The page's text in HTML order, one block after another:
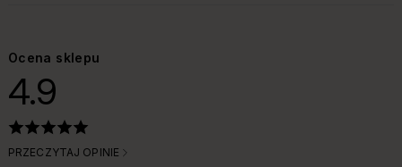
Ocena sklepu
4.9
PRZECZYTAJ OPINIE